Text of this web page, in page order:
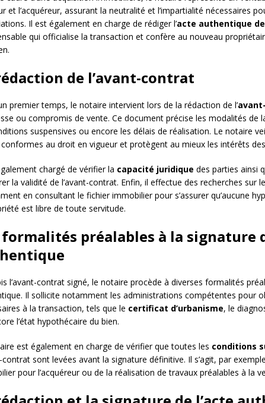
et l’acquéreur, assurant la neutralité et l’impartialité nécessaires
Il est également en charge de rédiger l’acte authentique
qui officialise la transaction et confère au nouveau
de l’avant-contrat
premier temps, le notaire intervient lors de la rédaction de l’
ou compromis de vente. Ce document précise les modalités de
suspensives ou encore les délais de réalisation. Le notaire
au droit en vigueur et protègent au mieux les intérêts
chargé de vérifier la capacité juridique des parties ainsi
la validité de l’avant-contrat. Enfin, il effectue des recherches sur
en consultant le fichier immobilier pour s’assurer qu’aucune
est libre de toute servitude.
formalités préalables à la signature
l’avant-contrat signé, le notaire procède à diverses formalités
Il sollicite notamment les administrations compétentes pour
à la transaction, tels que le certificat d’urbanisme, le
l’état hypothécaire du bien.
est également en charge de vérifier que toutes les conditions
contrat sont levées avant la signature définitive. Il s’agit, par
pour l’acquéreur ou de la réalisation de travaux préalables à la